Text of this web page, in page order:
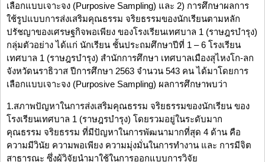
เลือกแบบเจาะจง (Purposive Sampling) และ 2) การศึกษาผลการ
ใช้รูปแบบการส่งเสริมคุณธรรม จริยธรรมของนักเรียนตามหลัก
ปรัชญาของเศรษฐกิจพอเพียง ของโรงเรียนเทศบาล 1 (ราษฎรบำรุง)
กลุ่มตัวอย่าง ได้แก่ นักเรียน ชั้นประถมศึกษาปีที่ 1 – 6 โรงเรียน
เทศบาล 1 (ราษฎรบำรุง) สำนักการศึกษา เทศบาลเมืองสุไหงโก-ลก
จังหวัดนราธิวาส ปีการศึกษา 2563 จำนวน 543 คน ได้มาโดยการ
เลือกแบบเจาะจง (Purposive Sampling) ผลการศึกษาพบว่า
1.สภาพปัญหาในการส่งเสริมคุณธรรม จริยธรรมของนักเรียน ของ
โรงเรียนเทศบาล 1 (ราษฎรบำรุง) โดยรวมอยู่ในระดับมาก
คุณธรรม จริยธรรม ที่มีปัญหาในการพัฒนามากที่สุด 4 ด้าน คือ
ความมีวินัย ความพอเพียง ความมุ่งมั่นในการทำงาน และ การมีจิต
สาธารณะ ซึ่งผู้วิจัยนำมาใช้ในการออกแบบการวิจัย